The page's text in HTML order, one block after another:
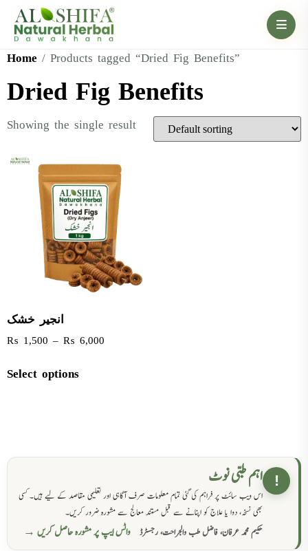
Home / Products tagged “Dried Fig Benefits”
Dried Fig Benefits
Showing the single result
انجیر خشک
₨ 1,500 – ₨ 6,000
Select options
! اہم طبی نوٹ
اس ویب سائٹ پر فراہم کی گئی تمام معلومات صرف آگاہی اور تعلیمی مقاصد کے لیے ہیں۔ کسی
بھی نسخہ، دوا یا علاج کو اپنانے سے قبل مستند معالج سے مشورہ ضرور کریں۔
حکیم محمد عرفان، فاضل طب والجراحت، رجسٹرڈ
واٹس ایپ پر مشورہ حاصل کریں →